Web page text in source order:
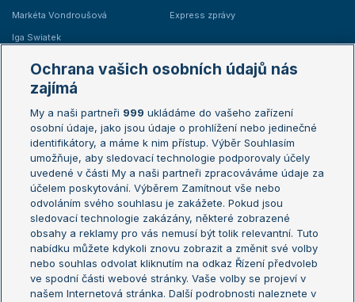
Markéta Vondroušová
Iga Swiatek
Express zprávy
Žebříčky
Žebříček ATP (muži)
Žebříček WTA (ženy)
Sázkařský žebříček
Australian Open
French Open
Wimbledon
US Open
Turnaj mistrů
Turnaj mistryň
Aktualní trendy
Fotbalové přestupy
Ochrana vašich osobních údajů nás
zajímá
My a naši partneři 999 ukládáme do vašeho zařízení
osobní údaje, jako jsou údaje o prohlížení nebo jedinečné
identifikátory, a máme k nim přístup. Výběr Souhlasím
umožňuje, aby sledovací technologie podporovaly účely
uvedené v části My a naši partneři zpracováváme údaje za
účelem poskytování. Výběrem Zamítnout vše nebo
odvoláním svého souhlasu je zakážete. Pokud jsou
sledovací technologie zakázány, některé zobrazené
obsahy a reklamy pro vás nemusí být tolik relevantní. Tuto
nabídku můžete kdykoli znovu zobrazit a změnit své volby
nebo souhlas odvolat kliknutím na odkaz Řízení předvoleb
ve spodní části webové stránky. Vaše volby se projeví v
našem Internetová stránka. Další podrobnosti naleznete v